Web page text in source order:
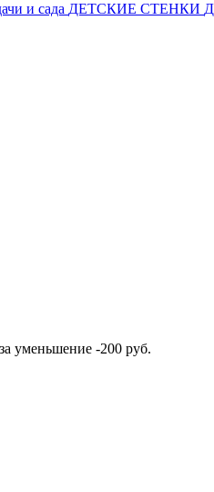
и сада ДЕТСКИЕ СТЕНКИ
уменьшение -200 руб.